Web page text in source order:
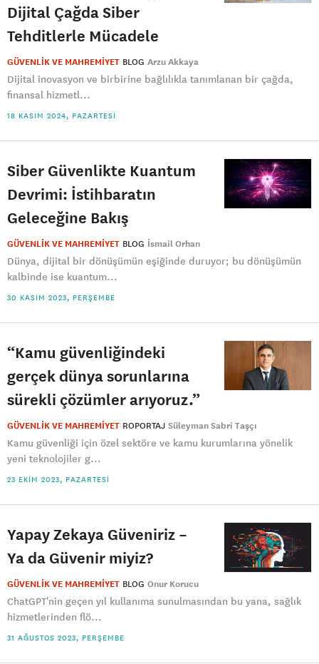
Dijital Çağda Siber
Tehditlerle Mücadele
GÜVENLİK VE MAHREMİYET BLOG Arzu Akkaya
Dijital inovasyon ve birbirine bağlılıkla tanımlanan bir çağda,
finansal hizmetl...
18 KASIM 2024, PAZARTESI
Siber Güvenlikte Kuantum
Devrimi: İstihbaratın
Geleceğine Bakış
GÜVENLİK VE MAHREMİYET BLOG İsmail Orhan
Dünya, dijital bir dönüşümün eşiğinde duruyor; bu dönüşümün
kalbinde ise kuantum...
30 KASIM 2023, PERŞEMBE
“Kamu güvenliğindeki
gerçek dünya sorunlarına
sürekli çözümler arıyoruz.”
GÜVENLİK VE MAHREMİYET ROPORTAJ Süleyman Sabri Taşçı
Kamu güvenliği için özel sektöre ve kamu kurumlarına yönelik
yeni teknolojiler g...
23 EKIM 2023, PAZARTESI
Yapay Zekaya Güveniriz –
Ya da Güvenir miyiz?
GÜVENLİK VE MAHREMİYET BLOG Onur Korucu
ChatGPT'nin geçen yıl kullanıma sunulmasından bu yana, sağlık
hizmetlerinden flö...
31 AĞUSTOS 2023, PERŞEMBE